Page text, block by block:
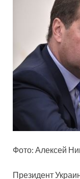
Фото: Алексей
Президент